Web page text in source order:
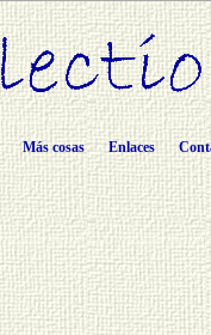
Más cosas Enlaces